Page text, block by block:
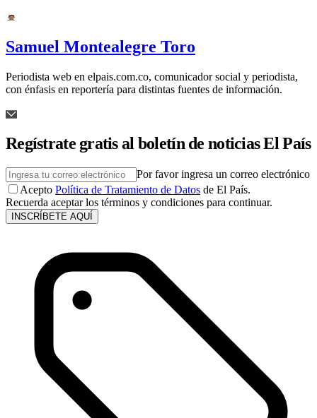
Samuel Montealegre Toro
Periodista web en elpais.com.co, comunicador social y periodista,
con énfasis en reportería para distintas fuentes de información.
Regístrate gratis al boletín de noticias El País
Por favor ingresa un correo electrónico
Acepto Política de Tratamiento de Datos de El País.
Recuerda aceptar los términos y condiciones para continuar.
INSCRÍBETE AQUÍ